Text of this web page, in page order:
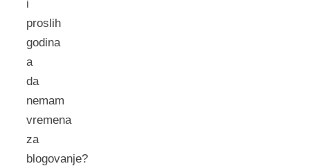
i
proslih
godina
a
da
nemam
vremena
za
blogovanje?